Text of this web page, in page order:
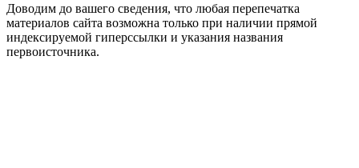
Доводим до вашего сведения, что любая перепечатка
материалов сайта возможна только при наличии прямой
индексируемой гиперссылки и указания названия
первоисточника.